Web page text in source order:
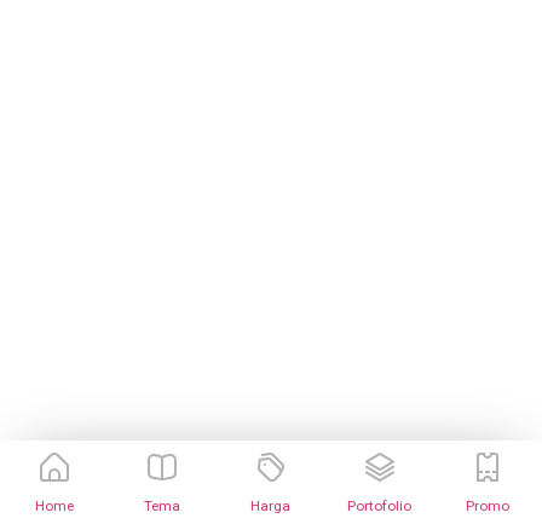
Home Tema Harga Portofolio Promo